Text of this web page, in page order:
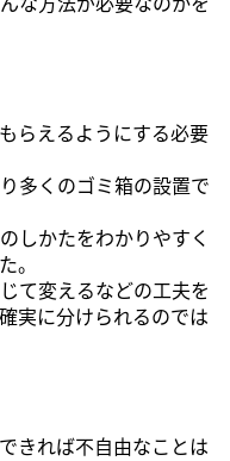
らえるようにする必要
多くのゴミ箱の設置で
しかたをわかりやすく
。
て変えるなどの工夫を
実に分けられるのでは
きれば不自由なことは